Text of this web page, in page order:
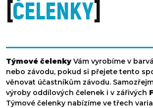
ČELENKY
Týmové čelenky Vám vyrobíme v
nebo závodu, pokud si přejete tento
věnovat účastníkům závodu.
výroby oddílových čelenek i v zářivých
Týmové čelenky nabízíme ve třech